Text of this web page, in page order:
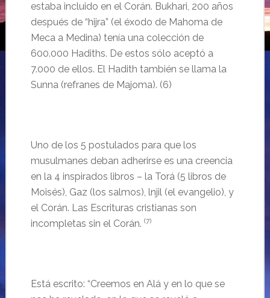
estaba incluido en el Corán. Bukhari, 200 años
después de “hijra” (el éxodo de Mahoma de
Meca a Medina) tenía una colección de
600.000 Hadiths. De estos sólo aceptó a
7.000 de ellos. El Hadith también se llama la
Sunna (refranes de Majoma). (6)
Uno de los 5 postulados para que los
musulmanes deban adherirse es una creencia
en la 4 inspirados libros – la Torá (5 libros de
Moisés), Gaz (los salmos), lnjil (el evangelio), y
el Corán. Las Escrituras cristianas son
incompletas sin el Corán. (7)
Está escrito: “Creemos en Alá y en lo que se